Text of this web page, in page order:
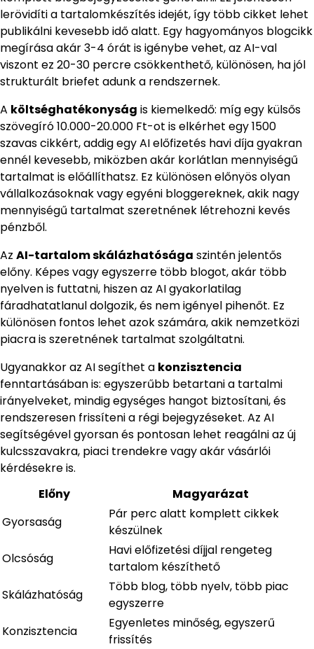
lerövidíti a tartalomkészítés idejét, így több cikket lehet
publikálni kevesebb idő alatt. Egy hagyományos blogcikk
megírása akár 3-4 órát is igénybe vehet, az AI-val
viszont ez 20-30 percre csökkenthető, különösen, ha jól
strukturált briefet adunk a rendszernek.
A költséghatékonyság is kiemelkedő: míg egy külsős
szövegíró 10.000-20.000 Ft-ot is elkérhet egy 1500
szavas cikkért, addig egy AI előfizetés havi díja gyakran
ennél kevesebb, miközben akár korlátlan mennyiségű
tartalmat is előállíthatsz. Ez különösen előnyös olyan
vállalkozásoknak vagy egyéni bloggereknek, akik nagy
mennyiségű tartalmat szeretnének létrehozni kevés
pénzből.
Az AI-tartalom skálázhatósága szintén jelentős
előny. Képes vagy egyszerre több blogot, akár több
nyelven is futtatni, hiszen az AI gyakorlatilag
fáradhatatlanul dolgozik, és nem igényel pihenőt. Ez
különösen fontos lehet azok számára, akik nemzetközi
piacra is szeretnének tartalmat szolgáltatni.
Ugyanakkor az AI segíthet a konzisztencia
fenntartásában is: egyszerűbb betartani a tartalmi
irányelveket, mindig egységes hangot biztosítani, és
rendszeresen frissíteni a régi bejegyzéseket. Az AI
segítségével gyorsan és pontosan lehet reagálni az új
kulcsszavakra, piaci trendekre vagy akár vásárlói
kérdésekre is.
Előny
Magyarázat
Gyorsaság
Pár perc alatt komplett cikkek
készülnek
Olcsóság
Havi előfizetési díjjal rengeteg
tartalom készíthető
Skálázhatóság
Több blog, több nyelv, több piac
egyszerre
Konzisztencia
Egyenletes minőség, egyszerű
frissítés